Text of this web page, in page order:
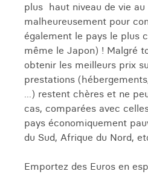
plus haut niveau de vie au
malheureusement pour
également le pays le plus
même le Japon) ! Malgré
obtenir les meilleurs prix
prestations
...) restent chères et ne
cas, comparées avec
pays économiquement
du Sud, Afrique du Nord,
Emportez des Euros en